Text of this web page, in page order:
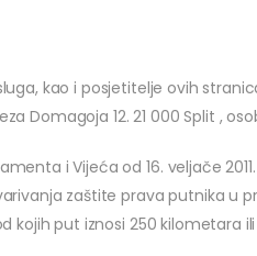
kao i posjetitelje ovih
Domagoja 12. 21 000 Split ,
i Vijeća od 16. veljače
zaštite prava putnika
kojih put iznosi 250 kilometara ili